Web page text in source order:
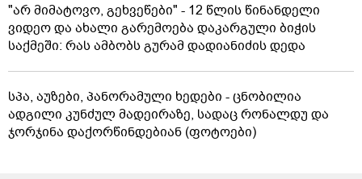
"არ მიმატოვო, გეხვეწები" - 12 წლის წინანდელი
ვიდეო და ახალი გარემოება დაკარგული ბიჭის
საქმეში: რას ამბობს გურამ დადიანიძის დედა
სპა, აუზები, პანორამული ხედები - ცნობილია
ადგილი კუნძულ მადეირაზე, სადაც რონალდუ და
ჯორჯინა დაქორწინდებიან (ფოტოები)